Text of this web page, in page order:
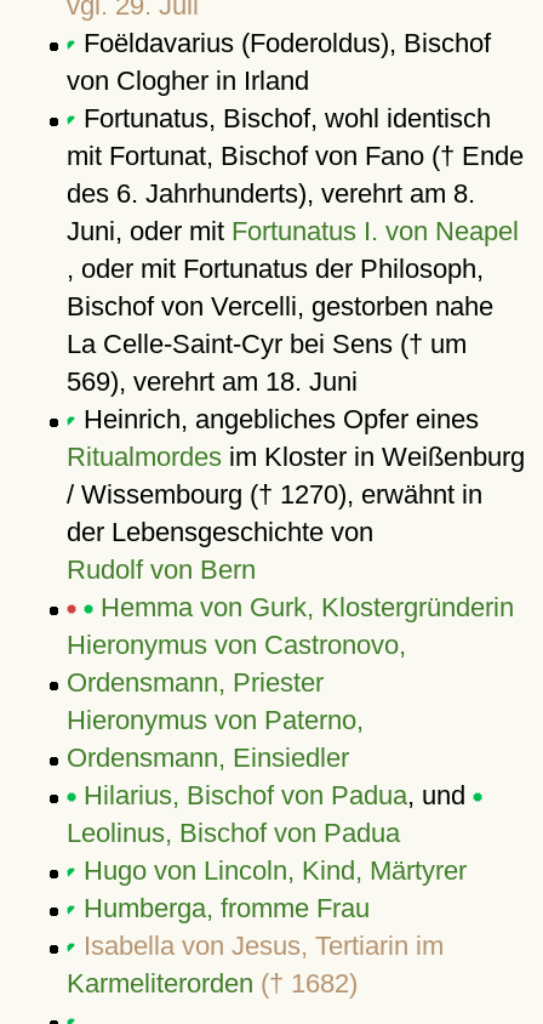
Foëldavarius (Foderoldus), Bischof
von Clogher in Irland
Fortunatus, Bischof, wohl identisch
mit Fortunat, Bischof von Fano († Ende
des 6. Jahrhunderts), verehrt am 8.
Juni, oder mit Fortunatus I. von Neapel
, oder mit Fortunatus der Philosoph,
Bischof von Vercelli, gestorben nahe
La Celle-Saint-Cyr bei Sens († um
569), verehrt am 18. Juni
Heinrich, angebliches Opfer eines
Ritualmordesim Kloster in Weißenburg
/ Wissembourg († 1270), erwähnt in
der Lebensgeschichte von
Rudolf von Bern
Hemma von Gurk, Klostergründerin
Hieronymus von Castronovo,
Ordensmann, Priester
Hieronymus von Paterno,
Ordensmann, Einsiedler
Hilarius, Bischof von Padua, und
Leolinus, Bischof von Padua
Hugo von Lincoln, Kind, Märtyrer
Humberga, fromme Frau
Isabella von Jesus, Tertiarin im
Karmeliterorden († 1682)